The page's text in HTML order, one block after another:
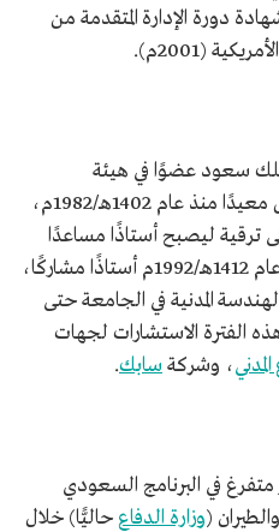
شهادة دورة الإدارة المتقدمة من
(2001م).
سعود عضوًا في هيئة
التدريس، وتدرّج وظيفيًا؛ إذ عمل معيدًا منذ عام 1402هـ/1982م،
حصل على ترقية ليصبح أستاذًا مساعدًا
بقسم الهندسة المدنية، ثم ترقى عام 1412هـ/1992م أستاذًا مشاركًا،
المدنية في الجامعة حتى
خلال هذه الفترة الاستشارات لجهات
، وشركة سابك.
في البرنامج السعودي
(وزارة الدفاع حاليًّا) خلال